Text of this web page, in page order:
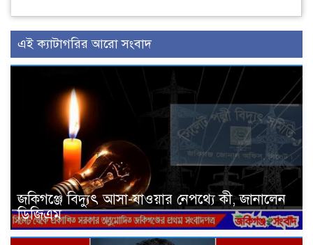
এই ক্যাটাগরির আরো সংবাদ
জকিগঞ্জে বিদ্যুৎ আসা-যাওয়ার নেপথ্যে কী, জানালেন
ডিজিএম